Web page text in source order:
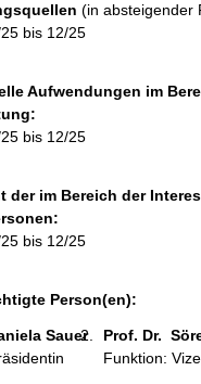
(in absteigender
bis 12/25
Aufwendungen im
bis 12/25
der im Bereich der
bis 12/25
Person(en):
Sauer
Prof. Dr.
Funktion: